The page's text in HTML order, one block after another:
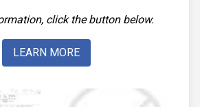
click the button below.
LEARN MORE